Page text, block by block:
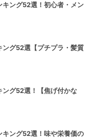
ング52選！初心者・メン
グ52選【プチプラ・髪質
ング52選！【焦げ付かな
キング52選！味や栄養価の